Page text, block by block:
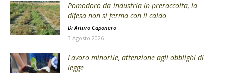
Pomodoro da industria in preraccolta, la
difesa non si ferma con il caldo
Di Arturo Caponero
3 Agosto 2026
Lavoro minorile, attenzione agli obblighi di
legge